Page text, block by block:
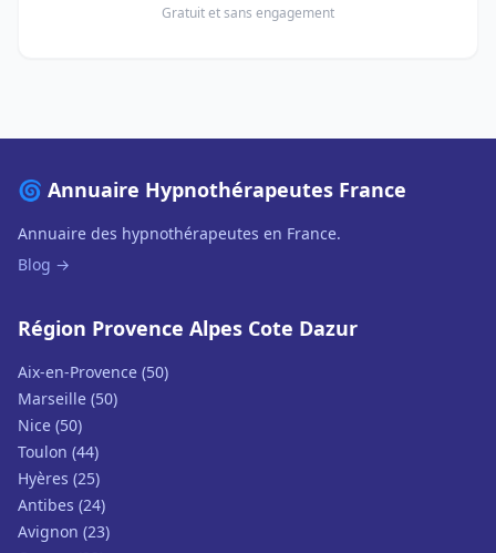
Gratuit et sans engagement
🌀 Annuaire Hypnothérapeutes France
Annuaire des hypnothérapeutes en France.
Blog →
Région Provence Alpes Cote Dazur
Aix-en-Provence (50)
Marseille (50)
Nice (50)
Toulon (44)
Hyères (25)
Antibes (24)
Avignon (23)